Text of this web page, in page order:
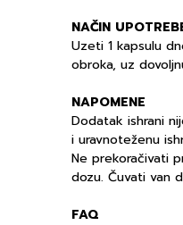
NAČIN
Uzeti 1 kapsulu
obroka, uz
NAPOMENE
Dodatak ishrani
i uravnoteženu
Ne prekoračivati
dozu. Čuvati van
FAQ